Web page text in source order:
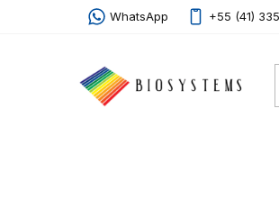
WhatsApp +55 (41)